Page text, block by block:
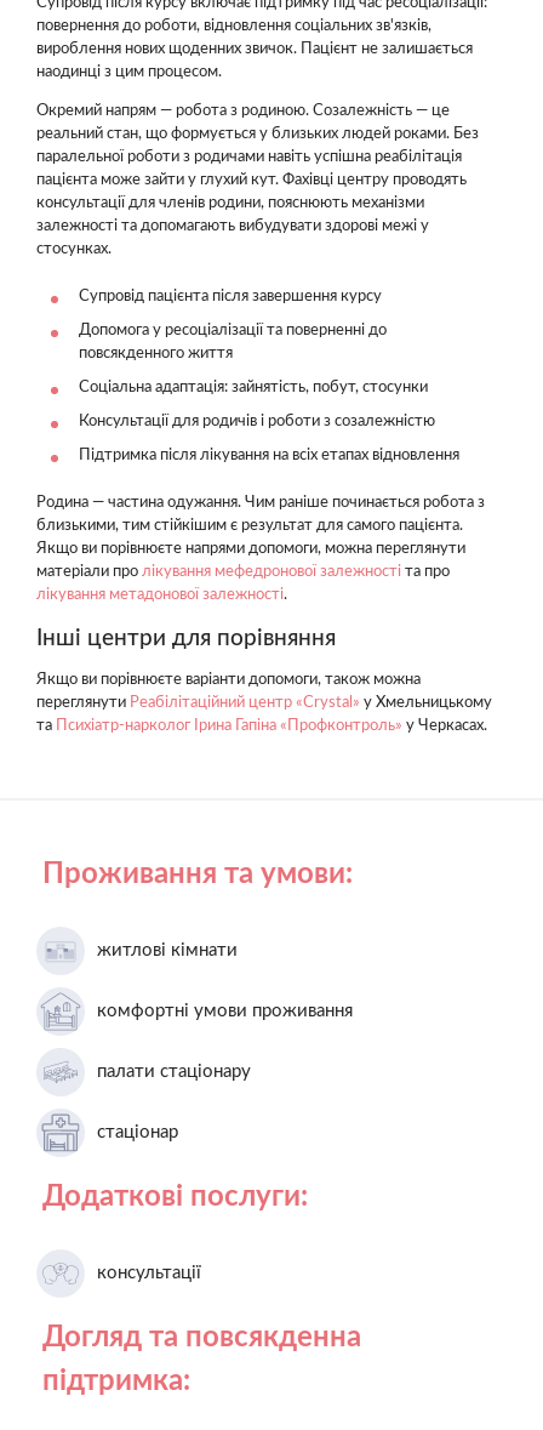
повернення до роботи, відновлення соціальних зв'язків,
вироблення нових щоденних звичок. Пацієнт не залишається
наодинці з цим процесом.
Окремий напрям — робота з родиною. Созалежність — це
реальний стан, що формується у близьких людей роками. Без
паралельної роботи з родичами навіть успішна реабілітація
пацієнта може зайти у глухий кут. Фахівці центру проводять
консультації для членів родини, пояснюють механізми
залежності та допомагають вибудувати здорові межі у
стосунках.
Супровід пацієнта після завершення курсу
Допомога у ресоціалізації та поверненні до
повсякденного життя
Соціальна адаптація: зайнятість, побут, стосунки
Консультації для родичів і роботи з созалежністю
Підтримка після лікування на всіх етапах відновлення
Родина — частина одужання. Чим раніше починається робота з
близькими, тим стійкішим є результат для самого пацієнта.
Якщо ви порівнюєте напрями допомоги, можна переглянути
матеріали про лікування мефедронової залежності та про
лікування метадонової залежності.
Інші центри для порівняння
Якщо ви порівнюєте варіанти допомоги, також можна
переглянути Реабілітаційний центр «Crystal» у Хмельницькому
та
Психіатр-нарколог Ірина Гапіна «Профконтроль» у Черкасах.
Проживання та умови:
житлові кімнати
комфортні умови проживання
палати стаціонару
стаціонар
Додаткові послуги:
консультації
Догляд та повсякденна
підтримка: